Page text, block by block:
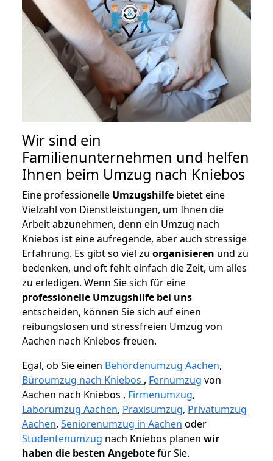
Wir sind ein
Familienunternehmen und helfen
Ihnen beim Umzug nach Kniebos
Eine professionelle Umzugshilfe bietet eine
Vielzahl von Dienstleistungen, um Ihnen die
Arbeit abzunehmen, denn ein Umzug nach
Kniebos ist eine aufregende, aber auch stressige
Erfahrung. Es gibt so viel zu organisieren und zu
bedenken, und oft fehlt einfach die Zeit, um alles
zu erledigen. Wenn Sie sich für eine
professionelle Umzugshilfe bei uns
entscheiden, können Sie sich auf einen
reibungslosen und stressfreien Umzug von
Aachen nach Kniebos freuen.
Egal, ob Sie einen Behördenumzug Aachen,
Büroumzug nach Kniebos , Fernumzug von
Aachen nach Kniebos , Firmenumzug,
Laborumzug Aachen, Praxisumzug, Privatumzug
Aachen, Seniorenumzug in Aachen oder
Studentenumzug nach Kniebos planen wir
haben die besten Angebotefür Sie.